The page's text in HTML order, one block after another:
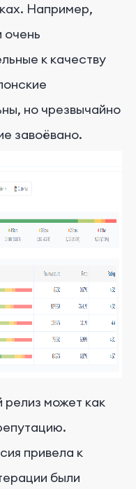
Например,
очень
к качеству
но чрезвычайно
завоёвано.
может как
привела к
были